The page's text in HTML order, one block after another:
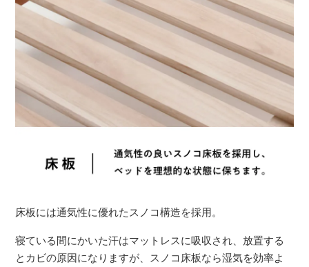
床板には通気性に優れたスノコ構造を採用。
寝ている間にかいた汗はマットレスに吸収され、放置する
とカビの原因になりますが、スノコ床板なら湿気を効率よ